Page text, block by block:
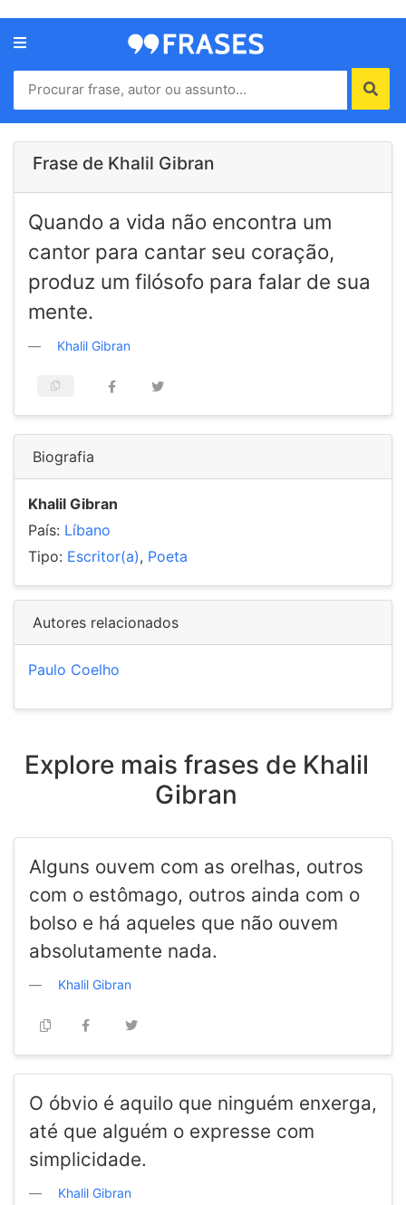
Menu
Home
Autores
de
Contato
Frase de Khalil Gibran
Quando a vida não encontra um
cantor para cantar seu coração,
produz um filósofo para falar de sua
mente.
Khalil Gibran
Biografia
Khalil Gibran
País: Líbano
Tipo: Escritor(a), Poeta
Autores relacionados
Paulo Coelho
Explore mais frases de Khalil
Gibran
Alguns ouvem com as orelhas, outros
com o estômago, outros ainda com o
bolso e há aqueles que não ouvem
absolutamente nada.
Khalil Gibran
O óbvio é aquilo que ninguém enxerga,
até que alguém o expresse com
simplicidade.
Khalil Gibran